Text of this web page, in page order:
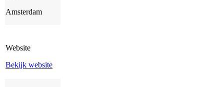
Amsterdam
Website
Bekijk website